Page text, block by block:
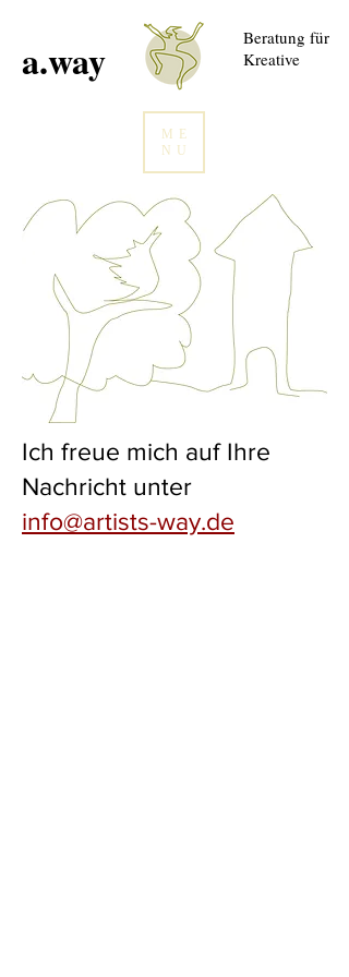
ME
NU
Beratung für
Kreative
a.way
Ich freue mich auf Ihre
Nachricht unter
info@artists-way.de